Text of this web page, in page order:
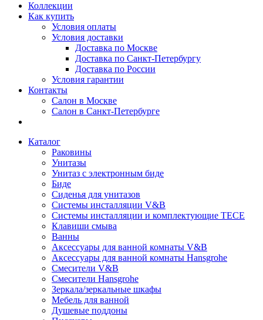
Коллекции
Как купить
Условия оплаты
Условия доставки
Доставка по Москве
Доставка по Санкт-Петербургу
Доставка по России
Условия гарантии
Контакты
Салон в Москве
Салон в Санкт-Петербурге
Каталог
Раковины
Унитазы
Унитаз с электронным биде
Биде
Сиденья для унитазов
Системы инсталляции V&B
Системы инсталляции и комплектующие TECE
Клавиши смыва
Ванны
Аксессуары для ванной комнаты V&B
Аксессуары для ванной комнаты Hansgrohe
Смесители V&B
Смесители Hansgrohe
Зеркала/зеркальные шкафы
Мебель для ванной
Душевые поддоны